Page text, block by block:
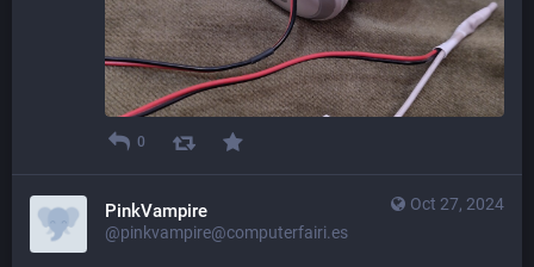
0
Oct 27, 2024
PinkVampire
@pinkvampire@computerfairi.es